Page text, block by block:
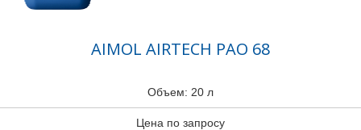
AIMOL AIRTECH PAO 68
Объем: 20 л
Цена по запросу